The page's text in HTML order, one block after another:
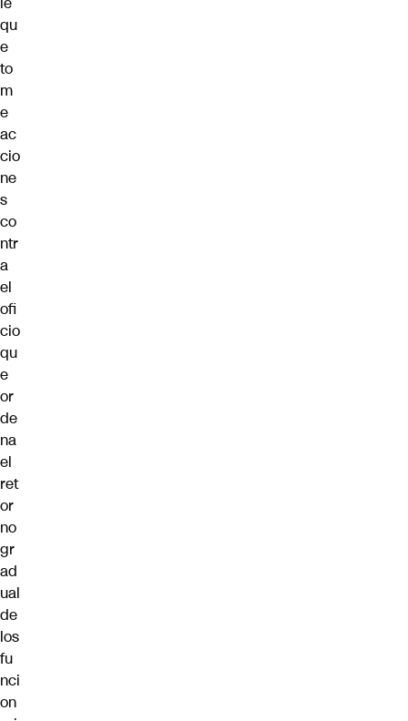
qu
e
to
m
e
ac
cio
ne
s
co
ntr
a
el
ofi
cio
qu
e
or
de
na
el
ret
or
no
gr
ad
ual
de
los
fu
nci
on